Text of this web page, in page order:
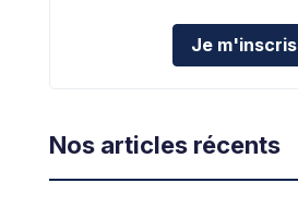
Je m'inscris
Nos articles récents